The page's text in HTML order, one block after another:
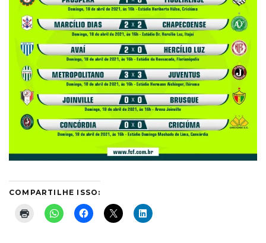
COMPARTILHE ISSO: